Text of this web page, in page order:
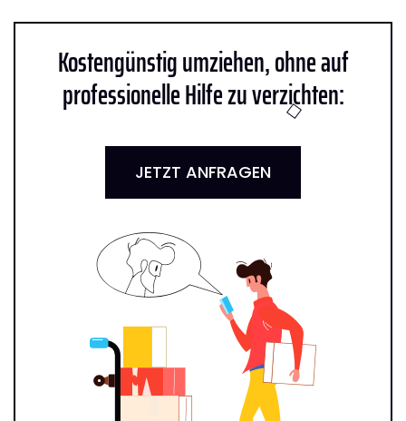
Kostengünstig umziehen, ohne auf
professionelle Hilfe zu verzichten:
JETZT ANFRAGEN